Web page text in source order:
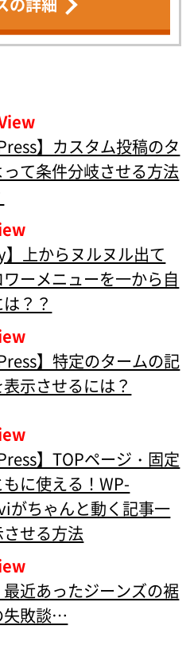
の詳細
】カスタム投稿のタ
て条件分岐させる方法
】上からヌルヌル出て
ワーメニューを一から自
？？
】特定のタームの記
示させるには？
】TOPページ・固定
に使える！WP-
がちゃんと動く記事一
せる方法
最近あったジーンズの裾
失敗談…